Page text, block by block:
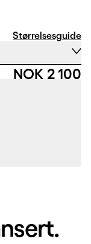
Størrelsesguide
Pris:
NOK 2 100